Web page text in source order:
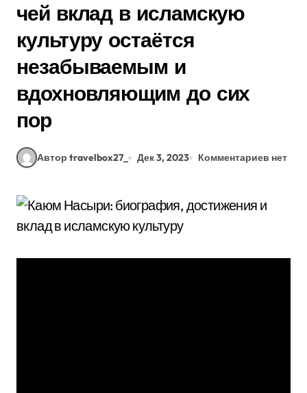
чей вклад в исламскую
культуру остаётся
незабываемым и
вдохновляющим до сих
пор
Автор travelbox27_ Дек 3, 2023 Комментариев нет